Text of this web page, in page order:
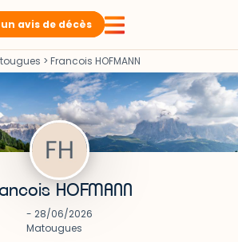
avis de décès
> Francois HOFMANN
HOFMANN
- 28/06/2026
Matougues